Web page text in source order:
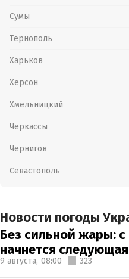
Сумы
Тернополь
Харьков
Херсон
Хмельницкий
Черкассы
Чернигов
Севастополь
Новости погоды
Без сильной жары:
начнется
9 августа, 08:00 323